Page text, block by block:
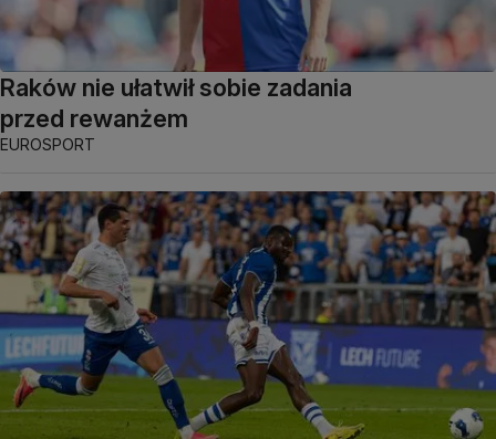
Raków nie ułatwił sobie zadania
przed rewanżem
EUROSPORT